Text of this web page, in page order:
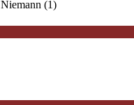
(1)